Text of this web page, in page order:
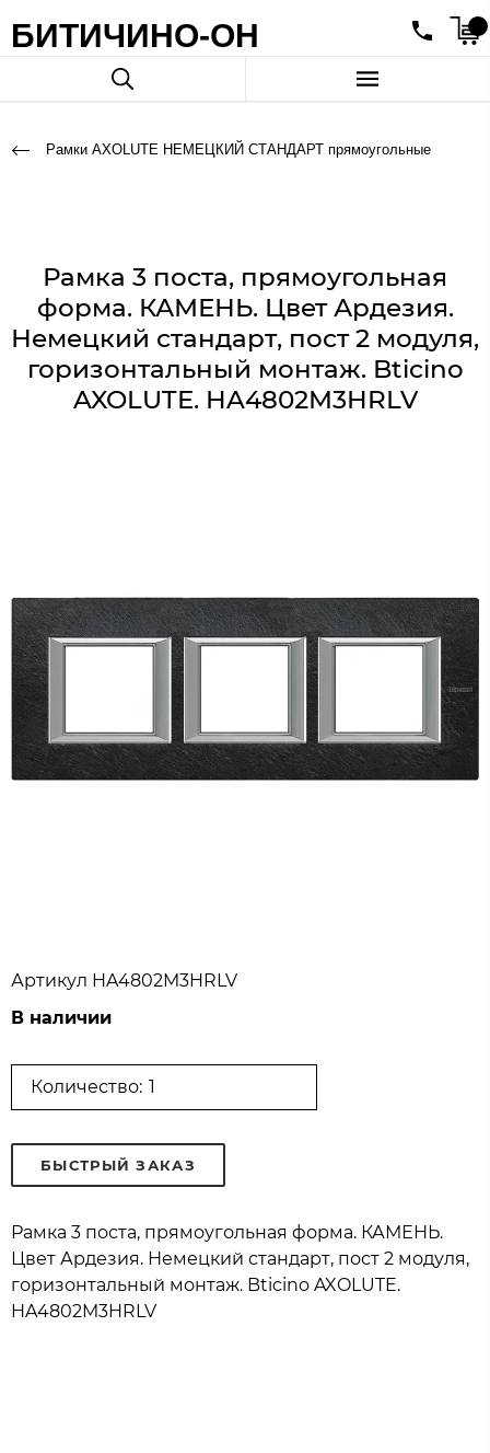
БИТИЧИНО-ОН
Рамки AXOLUTE НЕМЕЦКИЙ СТАНДАРТ прямоугольные
Рамка 3 поста, прямоугольная
форма. КАМЕНЬ. Цвет Ардезия.
Немецкий стандарт, пост 2 модуля,
горизонтальный монтаж. Bticino
AXOLUTE. HA4802M3HRLV
Артикул HA4802M3HRLV
В наличии
Количество:
БЫСТРЫЙ ЗАКАЗ
Рамка 3 поста, прямоугольная форма. КАМЕНЬ.
Цвет Ардезия. Немецкий стандарт, пост 2 модуля,
горизонтальный монтаж. Bticino AXOLUTE.
HA4802M3HRLV